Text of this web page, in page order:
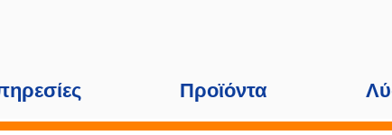
Προϊόντα